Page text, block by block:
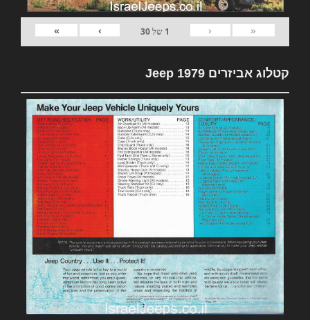
«
‹
1 של30
›
»
קטלוג אביזרים 1979 Jeep